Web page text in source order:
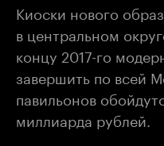
Киоски нового
в центральном
концу 2017-го
завершить по всей
павильонов
миллиарда рублей.